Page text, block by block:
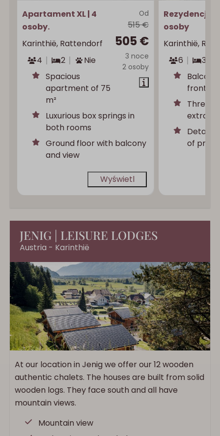
Od
515 €
505 €
3 noce
2 osoby
Apartament XL | 4
osoby.
Karinthië, Rattendorf
4
2
Nie
Spacious
apartment of 75
m²
Luxurious box springs in
both rooms
Ground floor with balcony
and view
Wyświetl
Rezydencja |
osoby
Karinthië,
6
3
front
Three
extra
of
JENIG | LEISURE LODGES
Austria - Karinthië
At our location in Jenig we offer our 12 wooden
authentic chalets. The houses are built from solid
wooden logs. They face south and all have
mountain views.
Mountain view